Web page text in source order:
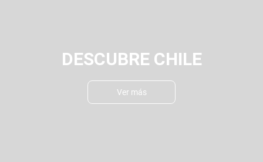
DESCUBRE CHILE
Ver más